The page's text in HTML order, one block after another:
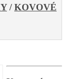
/KOVOVÉ